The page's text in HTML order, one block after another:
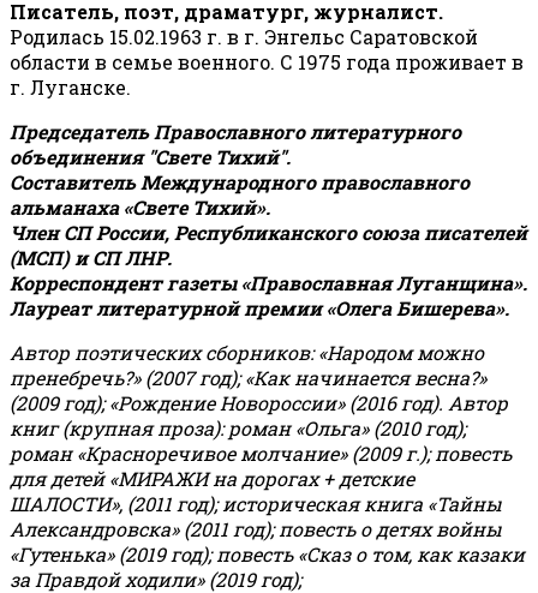
Писатель, поэт, драматург, журналист.
Родилась 15.02.1963 г. в г. Энгельс Саратовской
области в семье военного. С 1975 года проживает в
г. Луганске.
Председатель Православного литературного
объединения "Свете Тихий".
Составитель Международного православного
альманаха «Свете Тихий».
Член СП России, Республиканского союза писателей
(МСП) и СП ЛНР.
Корреспондент газеты «Православная Луганщина».
Лауреат литературной премии «Олега Бишерева».
Автор поэтических сборников: «Народом можно
пренебречь?» (2007 год); «Как начинается весна?»
(2009 год); «Рождение Новороссии» (2016 год). Автор
книг (крупная проза): роман «Ольга» (2010 год);
роман «Красноречивое молчание» (2009 г.); повесть
для детей «МИРАЖИ на дорогах + детские
ШАЛОСТИ», (2011 год); историческая книга «Тайны
Александровска» (2011 год); повесть о детях войны
«Гутенька» (2019 год); повесть «Сказ о том, как казаки
за Правдой ходили» (2019 год);